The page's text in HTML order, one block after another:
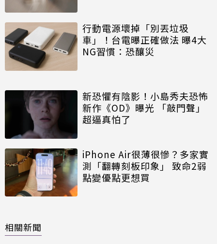
行動電源壞掉「別丟垃圾
車」！台電曝正確做法 曝4大
NG習慣：恐釀災
新恐懼有陰影！小島秀夫恐怖
新作《OD》曝光 「敲門聲」
超逼真怕了
iPhone Air很薄很慘？多家實
測「翻轉刻板印象」 致命2弱
點變優點更想買
相關新聞